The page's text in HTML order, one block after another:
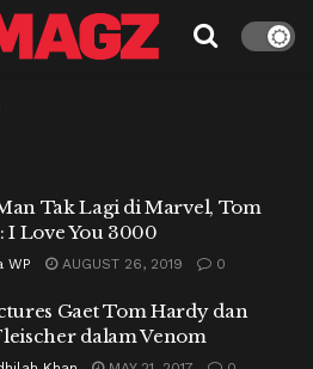
Tak Lagi di Marvel, Tom
I Love You 3000
WP AUGUST 26, 2019 0
Gaet Tom Hardy dan
dalam Venom